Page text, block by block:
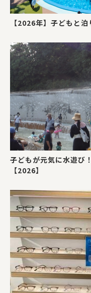
【2026年】子どもと
子どもが元気に水遊
【2026】